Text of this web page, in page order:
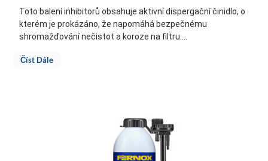
Toto balení inhibitorů obsahuje aktivní dispergační činidlo, o
kterém je prokázáno, že napomáhá bezpečnému
shromažďování nečistot a koroze na filtru....
Číst Dále